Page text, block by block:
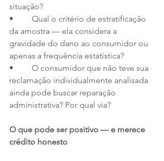
situação?
•         Qual o critério de estratificação
da amostra — ela considera a
gravidade do dano ao consumidor ou
apenas a frequência estatística?
•         O consumidor que não teve sua
reclamação individualmente analisada
ainda pode buscar reparação
administrativa? Por qual via?
O que pode ser positivo — e merece
crédito honesto